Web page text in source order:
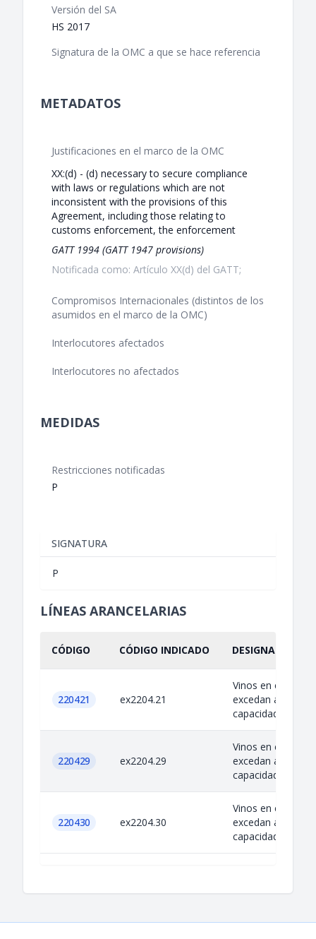
Versión del SA
HS 2017
Signatura de la OMC a que se hace referencia
METADATOS
Justificaciones en el marco de la OMC
XX:(d) - (d) necessary to secure compliance
with laws or regulations which are not
inconsistent with the provisions of this
Agreement, including those relating to
customs enforcement, the enforcement
GATT 1994 (GATT 1947 provisions)
Notificada como: Artículo XX(d) del GATT;
Compromisos Internacionales (distintos de los
asumidos en el marco de la OMC)
Interlocutores afectados
Interlocutores no afectados
MEDIDAS
Restricciones notificadas
P
SIGNATURA
P
LÍNEAS ARANCELARIAS
CÓDIGO CÓDIGO INDICADO DESIGNACIÓN
220421 ex2204.21
Vinos en envases
excedan a un
capacidad
220429 ex2204.29
Vinos en envases
excedan a un
capacidad
220430 ex2204.30
Vinos en envases
excedan a un
capacidad